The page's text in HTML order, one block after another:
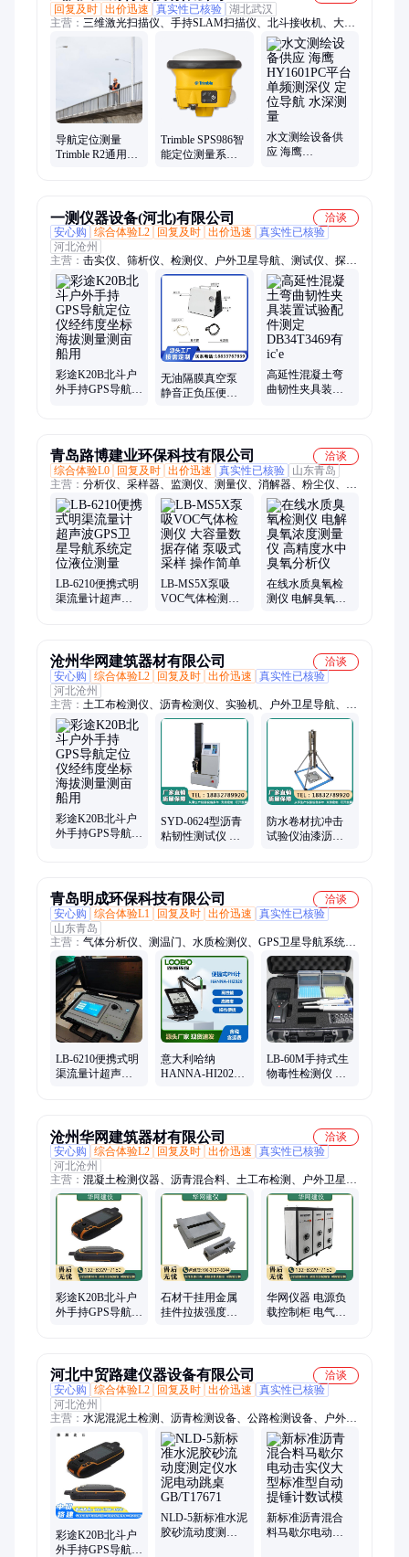
回复及时 出价迅速 真实性已核验 湖北武汉
主营： 三维激光扫描仪、手持SLAM扫描仪、北斗接收机、大地
测量系统、GNSS定位、移动三维测量系统、RTK接收机、水准
仪、全站仪、空间三维重建系统、三维扫描技术服务、3D高斯
泼溅、水文水利、航道测绘
导航定位测量
Trimble R2通用型
Trimble SPS986智
能定位测量系统
水文测绘设备供
应 海鹰
一测仪器设备(河北)有限公司
洽谈
安心购
综合体验L2 回复及时 出价迅速
真实性已核验
河北沧州
主营： 击实仪、筛析仪、检测仪、户外卫星导航、测试仪、探钎
机、集装箱、试验机、测定仪、试验仪、阻力仪、振摆仪、大于
40cm、uv紫外线、防水材料、水泥浆体、石材耐磨、电线电缆、
塑料哑铃、水泥标准、砖石水泥、狄法尔磨、电动脱模、稳定度
仪、压力泌水、胶砂流动
彩途K20B北斗户
外手持GPS导航定
无油隔膜真空泵
静音正负压便携
高延性混凝土弯
曲韧性夹具装置
青岛路博建业环保科技有限公司
洽谈
综合体验L0
回复及时 出价迅速 真实性已核验
山东青岛
主营： 分析仪、采样器、监测仪、测量仪、消解器、粉尘仪、回
流管、防护箱、检测仪、培养箱、风速仪、黑度仪、微波炉、测
定仪、遥测仪、萃取仪、指数仪、流量计、防护包、测油仪、真
空泵、无氧培养、加热装置、水质监测、光电光度
LB-6210便携式明
渠流量计超声波
LB-MS5X泵吸
VOC气体检测仪
在线水质臭氧检
测仪 电解臭氧浓
沧州华网建筑器材有限公司
洽谈
安心购
综合体验L2 回复及时 出价迅速
真实性已核验
河北沧州
主营： 土工布检测仪、沥青检测仪、实验机、户外卫星导航、水
泥砂浆抗折抗压、压力机、养护箱、管材检测设备、混凝土设
备、土壤检测设备
彩途K20B北斗户
外手持GPS导航定
SYD-0624型沥青
粘韧性测试仪 测
防水卷材抗冲击
试验仪油漆沥青
青岛明成环保科技有限公司
洽谈
安心购
综合体验L1 回复及时 出价迅速
真实性已核验
山东青岛
主营： 气体分析仪、测温门、水质检测仪、GPS卫星导航系统定
位、实验室仪器、大气采样器、恶臭检测采样、汽车尾气分析、
总悬浮、消解仪、低浓度烟尘、气体探测器、cod消解、检测
箱、测尘仪、油烟检测仪、噪声监测、水质采样器、气象站、梅
思安、指数仪、浮游菌、测油仪、皂膜流量计
LB-6210便携式明
渠流量计超声波
意大利哈纳
HANNA-HI2020
LB-60M手持式生
物毒性检测仪 采
沧州华网建筑器材有限公司
洽谈
安心购
综合体验L2 回复及时 出价迅速
真实性已核验
河北沧州
主营： 混凝土检测仪器、沥青混合料、土工布检测、户外卫星导
航、电工套管、水泥砂浆检测、压力机、万能试验机、塑料管
材、防水卷材、无损检测仪器
彩途K20B北斗户
外手持GPS导航定
石材干挂用金属
挂件拉拔强度试
华网仪器 电源负
载控制柜 电气寿
河北中贸路建仪器设备有限公司
洽谈
安心购
综合体验L2 回复及时 出价迅速
真实性已核验
河北沧州
主营： 水泥混泥土检测、沥青检测设备、公路检测设备、户外卫
星导航、压力机
彩途K20B北斗户
外手持GPS导航定
NLD-5新标准水泥
胶砂流动度测定
新标准沥青混合
料马歇尔电动击